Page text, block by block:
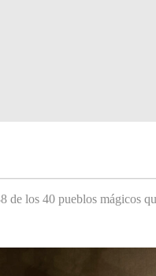
de los 40 pueblos mágicos